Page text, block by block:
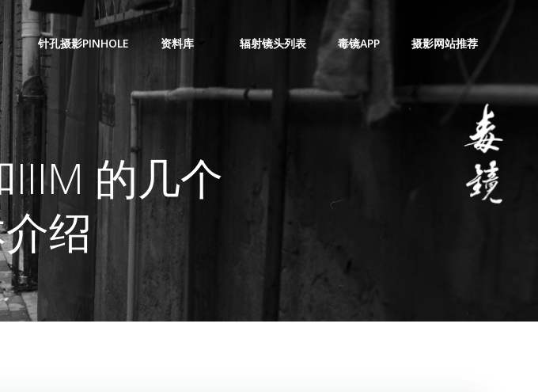
针孔摄影PINHOLE 资料库 辐射镜头列表 毒镜APP 摄影网站推荐
IIIM 的几个
绍